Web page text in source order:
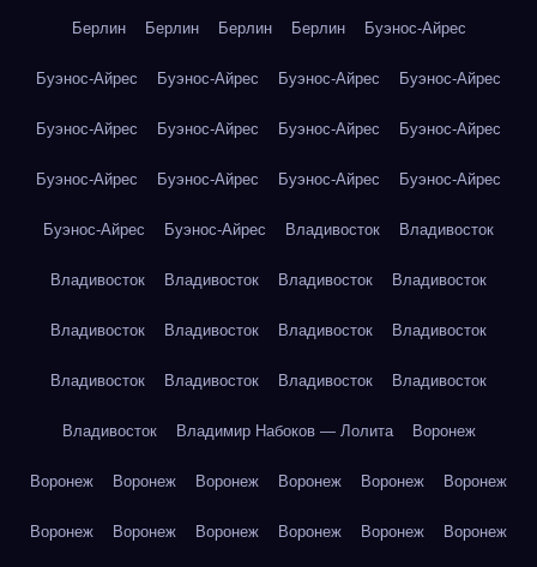
Берлин Берлин Берлин Берлин Буэнос-Айрес
Буэнос-Айрес Буэнос-Айрес Буэнос-Айрес Буэнос-Айрес
Буэнос-Айрес Буэнос-Айрес Буэнос-Айрес Буэнос-Айрес
Буэнос-Айрес Буэнос-Айрес Буэнос-Айрес Буэнос-Айрес
Буэнос-Айрес Буэнос-Айрес Владивосток Владивосток
Владивосток Владивосток Владивосток Владивосток
Владивосток Владивосток Владивосток Владивосток
Владивосток Владивосток Владивосток Владивосток
Владивосток Владимир Набоков — Лолита Воронеж
Воронеж Воронеж Воронеж Воронеж Воронеж Воронеж
Воронеж Воронеж Воронеж Воронеж Воронеж Воронеж